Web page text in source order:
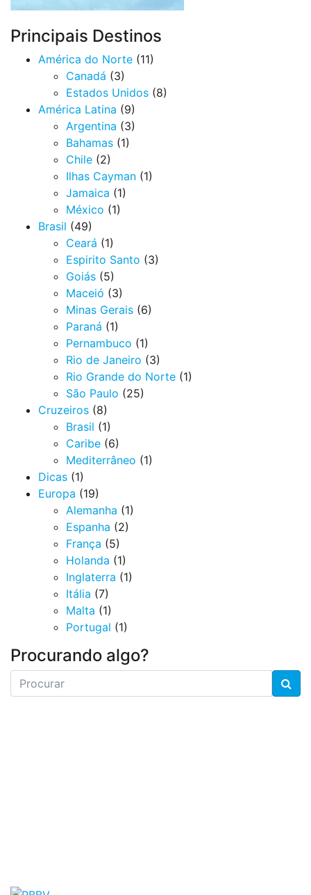
Principais Destinos
América do Norte (11)
Canadá (3)
Estados Unidos (8)
América Latina (9)
Argentina (3)
Bahamas (1)
Chile (2)
Ilhas Cayman (1)
Jamaica (1)
México (1)
Brasil (49)
Ceará (1)
Espirito Santo (3)
Goiás (5)
Maceió (3)
Minas Gerais (6)
Paraná (1)
Pernambuco (1)
Rio de Janeiro (3)
Rio Grande do Norte (1)
São Paulo (25)
Cruzeiros (8)
Brasil (1)
Caribe (6)
Mediterrâneo (1)
Dicas (1)
Europa (19)
Alemanha (1)
Espanha (2)
França (5)
Holanda (1)
Inglaterra (1)
Itália (7)
Malta (1)
Portugal (1)
Procurando algo?